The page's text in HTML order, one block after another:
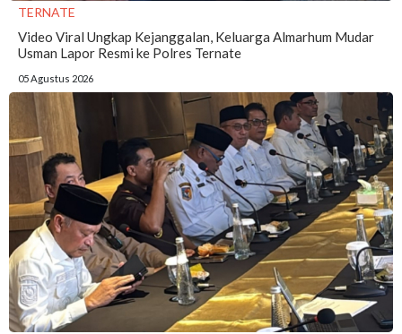
TERNATE
Video Viral Ungkap Kejanggalan, Keluarga Almarhum Mudar
Usman Lapor Resmi ke Polres Ternate
05 Agustus 2026